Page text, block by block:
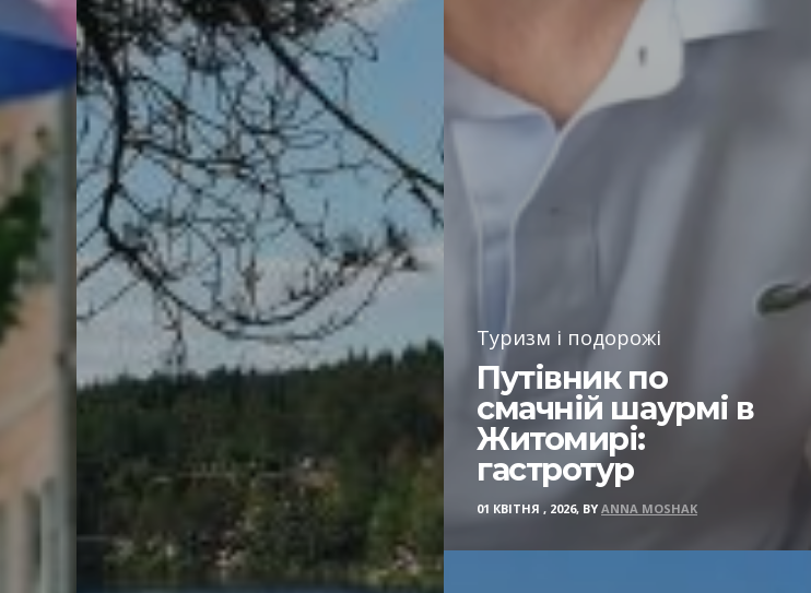
Туризм і подорожі
Путівник по
смачній шаурмі в
Житомирі:
гастротур
01 КВІТНЯ , 2026, BY ANNA MOSHAK